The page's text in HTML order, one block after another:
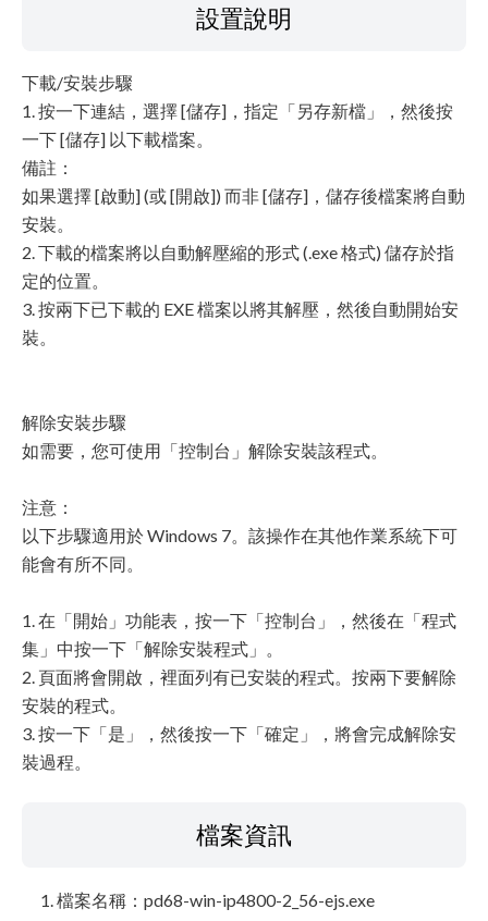
設置說明
下載/安裝步驟
1. 按一下連結，選擇 [儲存]，指定「另存新檔」，然後按
一下 [儲存] 以下載檔案。
備註：
如果選擇 [啟動] (或 [開啟]) 而非 [儲存]，儲存後檔案將自動
安裝。
2. 下載的檔案將以自動解壓縮的形式 (.exe 格式) 儲存於指
定的位置。
3. 按兩下已下載的 EXE 檔案以將其解壓，然後自動開始安
裝。
解除安裝步驟
如需要，您可使用「控制台」解除安裝該程式。
注意：
以下步驟適用於 Windows 7。該操作在其他作業系統下可
能會有所不同。
1. 在「開始」功能表，按一下「控制台」，然後在「程式
集」中按一下「解除安裝程式」。
2. 頁面將會開啟，裡面列有已安裝的程式。按兩下要解除
安裝的程式。
3. 按一下「是」，然後按一下「確定」，將會完成解除安
裝過程。
檔案資訊
檔案名稱：pd68-win-ip4800-2_56-ejs.exe